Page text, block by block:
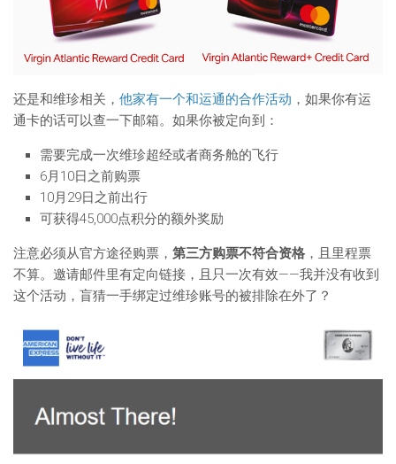
还是和维珍相关， 他家有一个和运通的合作活动 ，如果你有运
通卡的话可以查一下邮箱。如果你被定向到：
需要完成一次维珍超经或者商务舱的飞行
6月10日之前购票
10月29日之前出行
可获得45,000点积分的额外奖励
注意必须从官方途径购票， 第三方购票不符合资格 ，且里程票
不算。邀请邮件里有定向链接，且只一次有效——我并没有收到
这个活动，盲猜一手绑定过维珍账号的被排除在外了？